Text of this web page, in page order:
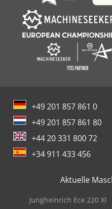
+49 201 857 861 0
+49 201 857 861 80
+44 20 331 800 72
+34 911 433 456
Aktuelle
Jungheinrich Ece 220 Xl